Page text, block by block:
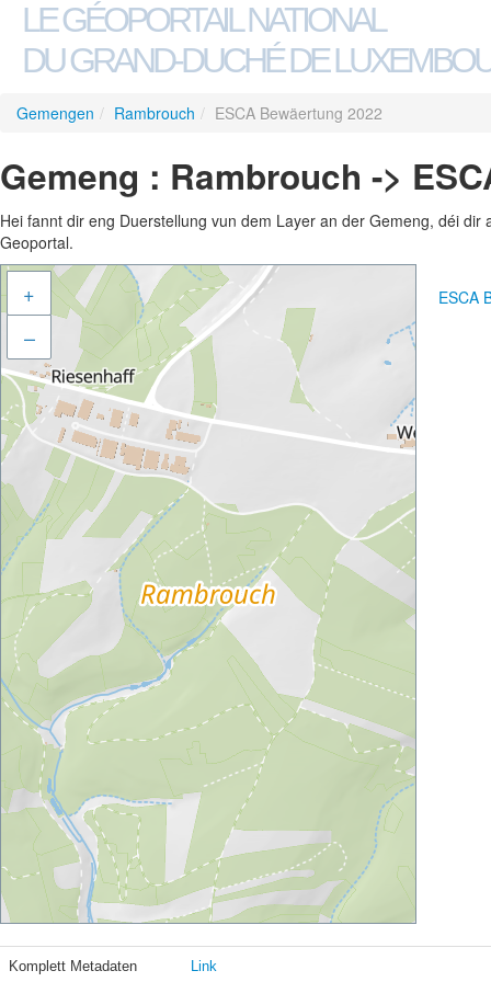
LE GÉOPORTAIL NATIONAL
DU GRAND-DUCHÉ DE
Gemengen / Rambrouch / ESCA Bewäertung 2022
Gemeng : Rambrouch ->
Hei fannt dir eng Duerstellung vun dem Layer an der Gemeng, déi
Geoportal.
+
–
ESCA
Komplett Metadaten Link